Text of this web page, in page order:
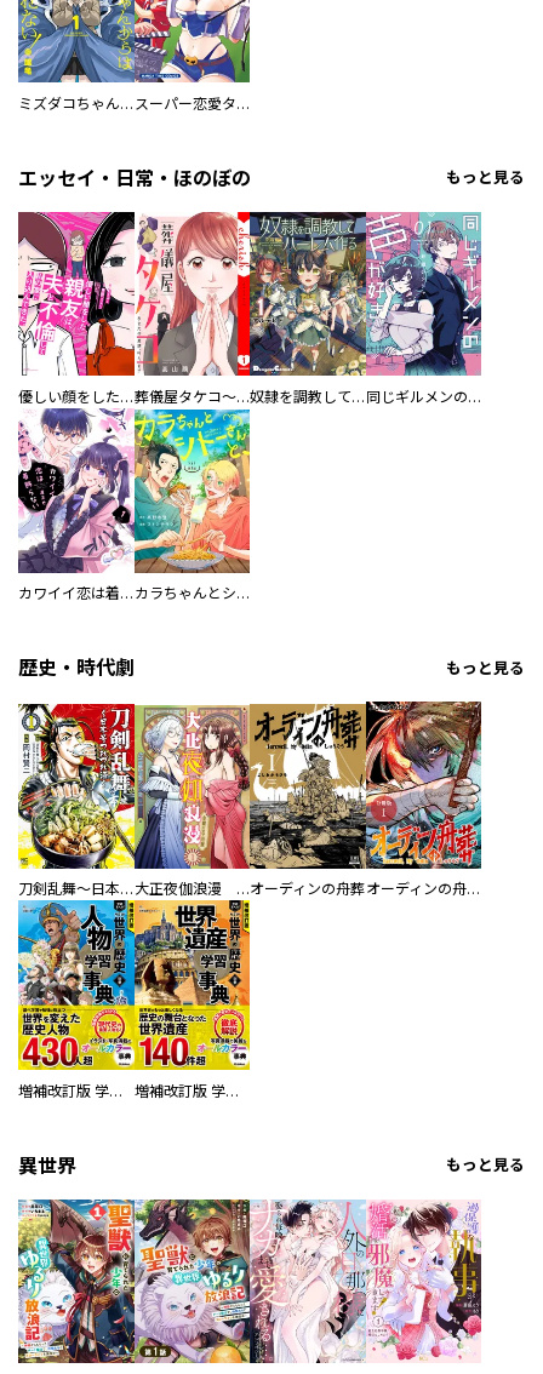
ミズダコちゃんからは逃げられない！ スーパー恋愛タイム！～現場でドＳな彼女は自宅でデレる～
エッセイ・日常・ほのぼの もっと見る
優しい顔をした親友は、夫と不倫して私の家に入り込んできた。 葬儀屋タケコ～あなたの最期、叶えます【電子単行本版】 奴隷を調教してハーレム作る 同じギルメンの声が好き
カワイイ恋は着飾らない カラちゃんとシトーさんと、 【分冊版】
歴史・時代劇 もっと見る
刀剣乱舞～日本号つれづれ酒～ 大正夜伽浪漫 －金曜日の花嫁—オーディンの舟葬 オーディンの舟葬 分冊版
増補改訂版 学研まんが NEW世界の歴史 別巻 人物学習事典 増補改訂版 学研まんが NEW世界の歴史 別巻 世界遺産学習事典
異世界 もっと見る